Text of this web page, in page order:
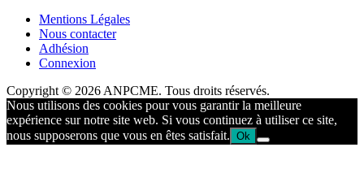
Mentions Légales
Nous contacter
Adhésion
Connexion
Copyright © 2026 ANPCME. Tous droits réservés.
Nous utilisons des cookies pour vous garantir la meilleure
expérience sur notre site web. Si vous continuez à utiliser ce site,
nous supposerons que vous en êtes satisfait. Ok